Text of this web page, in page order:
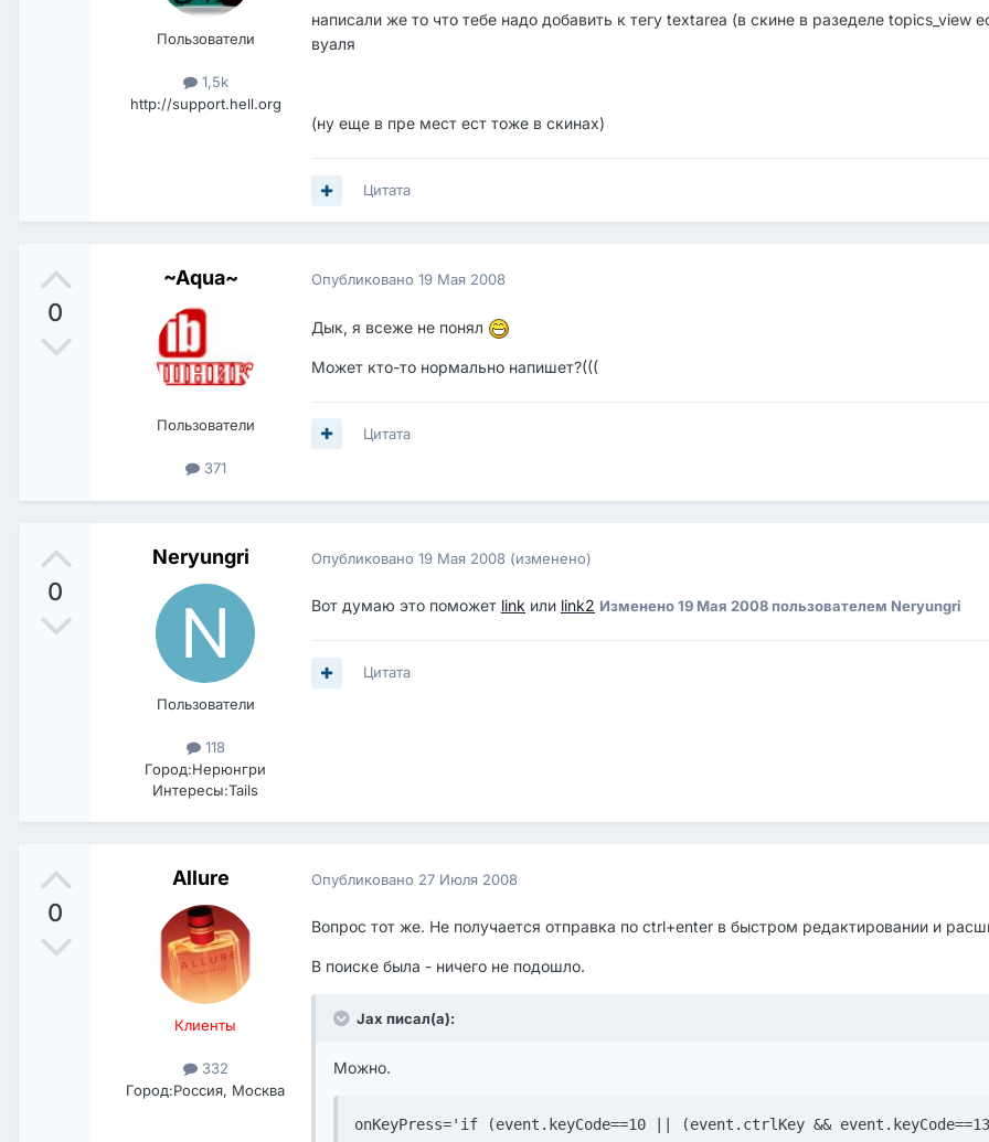
Пользователи
1,5k
http://support.hell.org
написали же то что тебе надо добавить к тегу textarea (в скине в разеделе
вуаля
(ну еще в пре мест ест тоже в скинах)
Цитата
0
~Aqua~
Пользователи
371
Опубликовано 19 Мая 2008
Дык, я всеже не понял
Может кто-то нормально напишет?(((
Цитата
0
Neryungri
Пользователи
118
Город:Нерюнгри
Интересы:Tails
Опубликовано 19 Мая 2008 (изменено)
Вот думаю это поможет link или link2 Изменено19 Мая 2008пользователем Neryungri
Цитата
0
Allure
Клиенты
332
Город:Россия, Москва
Опубликовано 27 Июля 2008
Вопрос тот же. Не получается отправка по ctrl+enter в быстром редактировании и
В поиске была - ничего не подошло.
Jax писал(а):
Можно.
onKeyPress='if (event.keyCode==10 || (event.ctrlKey &&